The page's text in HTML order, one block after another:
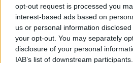
opt-out request is processed you
interest-based ads based on
us or personal information
your opt-out. You may separately
disclosure of your personal
IAB’s list of downstream
Δεδομένων δημοσιευμάτων
διαστήματος σύμφωνα με τα
σχετιζόμενες και με τη
κατασκοπευτικού